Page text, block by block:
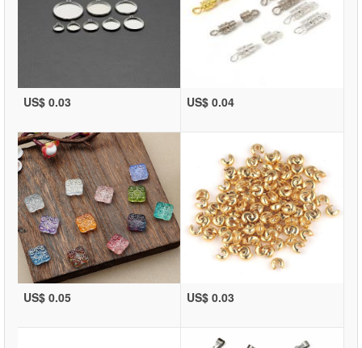
US$ 0.03 US$ 0.04
US$ 0.05 US$ 0.03